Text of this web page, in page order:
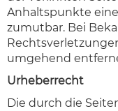
Anhaltspunkte
zumutbar. Bei
umgehend
Urheberrecht
Die durch die